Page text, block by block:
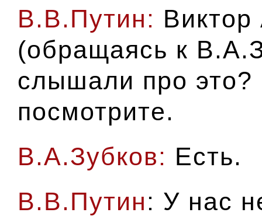
В.В.Путин: Виктор
(обращаясь к
слышали про это?
посмотрите.
В.А.Зубков: Есть.
В.В.Путин: У нас